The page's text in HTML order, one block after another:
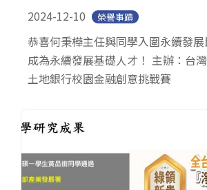
2024-12-10 榮譽事蹟
恭喜何秉樺主任與同學入圍永續發
成為永續發展基礎人才！ 主辦：台
土地銀行校園金融創意挑戰賽